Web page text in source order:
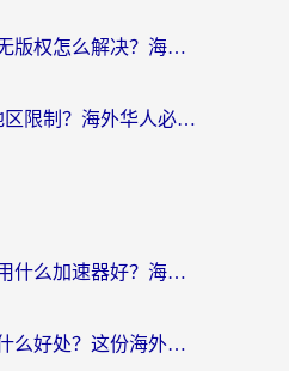
酷我畅听所属地区无版权怎么解决？海外党必看的回国加速全攻略
在南非用12306遇地区限制？海外华人必看的回国加速全攻略（附B站芒果TV解锁技巧）
在欧洲打第五人格用什么加速器好？海外党亲测有效的国服游戏加速方案
国外玩无畏契约有什么好处？这份海外国服游戏加速指南帮你解决90%的卡顿问题